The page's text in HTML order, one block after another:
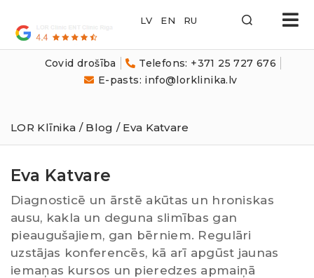
Covid drošība
Telefons: +371 25 727 676
E-pasts: info@lorklinika.lv
LOR
Klīnika
LOR Klīnika / Blog / Eva Katvare
Eva Katvare
Diagnosticē un ārstē akūtas un hroniskas
ausu, kakla un deguna slimības gan
pieaugušajiem, gan bērniem. Regulāri
uzstājas konferencēs, kā arī apgūst jaunas
iemaņas kursos un pieredzes apmaiņā